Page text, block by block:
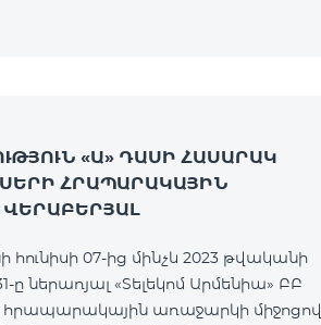
«Ա» ԴԱՍԻ ՀԱՍԱՐԱԿ
ՀՐԱՊԱՐԱԿԱՅԻՆ
հունիսի 07-ից մինչև 2023 թվականի
ը ներառյալ «Տելեկոմ Արմենիա» ԲԲ
հրապարակային առաջարկի միջոցով